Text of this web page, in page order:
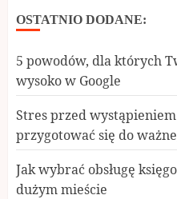
OSTATNIO DODANE:
5 powodów, dla których
wysoko w Google
Stres przed
przygotować się do
Jak wybrać obsługę
dużym mieście